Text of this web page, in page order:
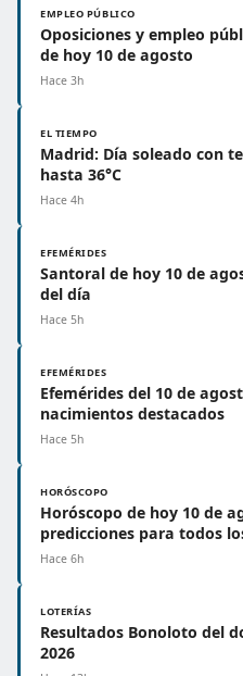
EMPLEO PÚBLICO
Oposiciones y empleo
de hoy 10 de agosto
Hace 3h
EL TIEMPO
Madrid: Día soleado con
hasta 36°C
Hace 4h
EFEMÉRIDES
Santoral de hoy 10 de
del día
Hace 5h
EFEMÉRIDES
Efemérides del 10 de
nacimientos destacados
Hace 5h
HORÓSCOPO
Horóscopo de hoy 10 de
predicciones para todos
Hace 6h
LOTERÍAS
Resultados Bonoloto del
2026